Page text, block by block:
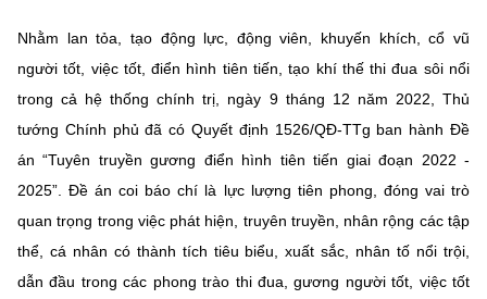
Nhằm lan tỏa, tạo động lực, động viên, khuyến khích, cổ vũ
người tốt, việc tốt, điển hình tiên tiến, tạo khí thế thi đua sôi nổi
trong cả hệ thống chính trị, ngày 9 tháng 12 năm 2022, Thủ
tướng Chính phủ đã có Quyết định 1526/QĐ-TTg ban hành Đề
án “Tuyên truyền gương điển hình tiên tiến giai đoạn 2022 -
2025”. Đề án coi báo chí là lực lượng tiên phong, đóng vai trò
quan trọng trong việc phát hiện, truyên truyền, nhân rộng các tập
thể, cá nhân có thành tích tiêu biểu, xuất sắc, nhân tố nổi trội,
dẫn đầu trong các phong trào thi đua, gương người tốt, việc tốt